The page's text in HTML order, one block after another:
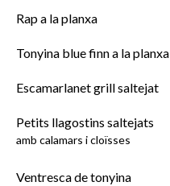
Rap a la planxa
Tonyina blue finn a la planxa
Escamarlanet grill saltejat
Petits llagostins saltejats
amb calamars i cloïsses
Ventresca de tonyina